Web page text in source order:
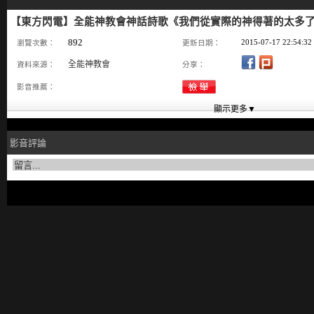
【東方閃電】全能神教會神話詩歌《我們從實際的神得著的太多
瀏覽次數： 892 更新日期： 2015-07-17 22:54:32
資料來源： 全能神教會 分享：
影音推薦：
影音評論